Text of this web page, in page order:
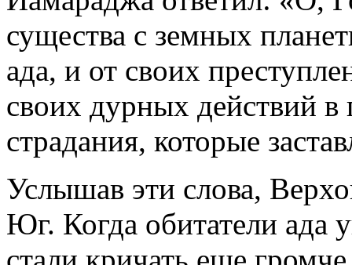
существа с земных
ада, и от своих
своих дурных действий
страдания, которые
Услышав эти слова,
Юг. Когда обитатели ада